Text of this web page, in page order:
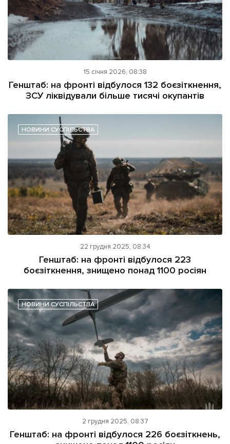
15 січня 2026, 08:38
Генштаб: на фронті відбулося 132 боєзіткнення,
ЗСУ ліквідували більше тисячі окупантів
НОВИНИ СУСПІЛЬСТВА
22 грудня 2025, 08:34
Генштаб: на фронті відбулося 223
боєзіткнення, знищено понад 1100 росіян
НОВИНИ СУСПІЛЬСТВА
2 грудня 2025, 08:37
Генштаб: на фронті відбулося 226 боєзіткнень,